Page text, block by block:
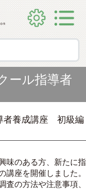
ール指導者
者養成講座 初級編
味のある方、新たに指
講座を開催しました。
査の方法や注意事項、